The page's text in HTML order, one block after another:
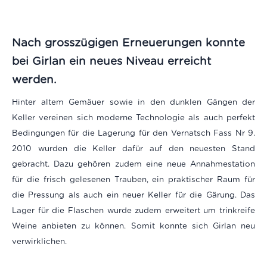
Nach grosszügigen Erneuerungen konnte
bei Girlan ein neues Niveau erreicht
werden.
Hinter altem Gemäuer sowie in den dunklen Gängen der
Keller vereinen sich moderne Technologie als auch perfekt
Bedingungen für die Lagerung für den Vernatsch Fass Nr 9.
2010 wurden die Keller dafür auf den neuesten Stand
gebracht. Dazu gehören zudem eine neue Annahmestation
für die frisch gelesenen Trauben, ein praktischer Raum für
die Pressung als auch ein neuer Keller für die Gärung. Das
Lager für die Flaschen wurde zudem erweitert um trinkreife
Weine anbieten zu können. Somit konnte sich Girlan neu
verwirklichen.